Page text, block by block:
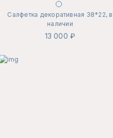
Салфетка декоративная 38*22, в
наличии
13 000 ₽